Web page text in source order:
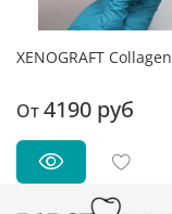
XENOGRAFT Collagen
От4190 руб